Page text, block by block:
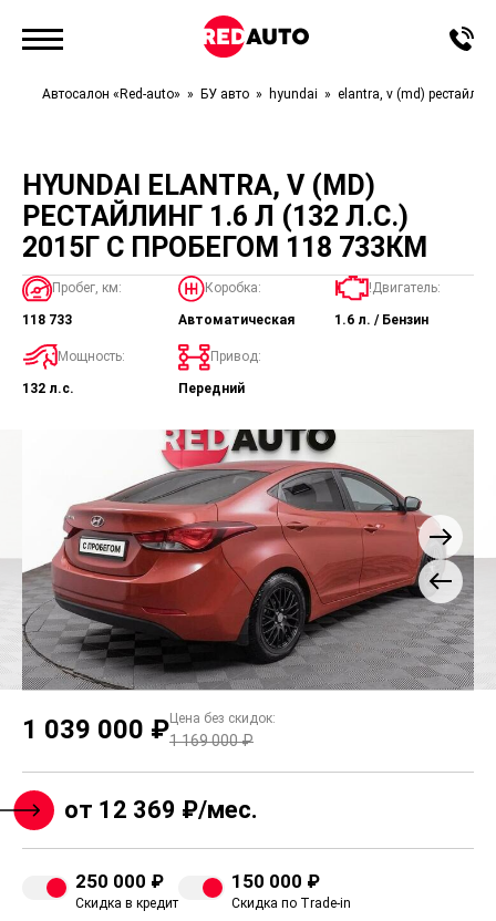
Автосалон «Red-auto» БУ авто hyundai elantra, v (md)
HYUNDAI ELANTRA, V (MD)
РЕСТАЙЛИНГ 1.6 Л (132 Л.С.)
2015Г С ПРОБЕГОМ 118 733КМ
Пробег, км:
118 733
Коробка:
Автоматическая
!Двигатель:
1.6 л. / Бензин
Мощность:
132 л.с.
Привод:
Передний
1 039 000 ₽Цена без скидок:
1 169 000 ₽
от 12 369 ₽/мес.
250 000 ₽
Скидка в кредит
150 000 ₽
Скидка по Trade-in